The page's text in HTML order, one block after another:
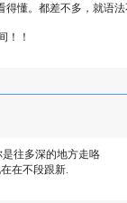
得懂。都差不多，就语
！！
往多深的地方走咯
在不段跟新.